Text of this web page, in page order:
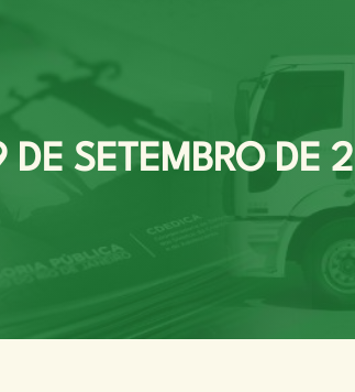
DE SETEMBRO DE